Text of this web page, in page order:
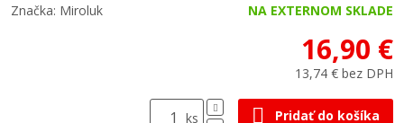
Značka: Miroluk NA EXTERNOM SKLADE
16,90 €
13,74 € bez DPH
ks Pridať do košíka